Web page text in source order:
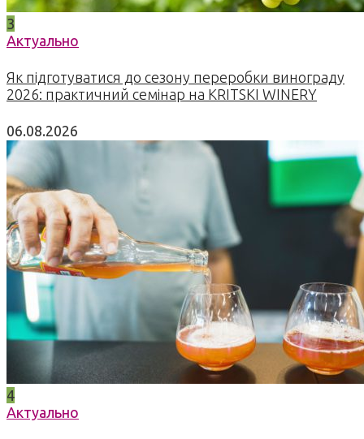
3
Актуально
Як підготуватися до сезону переробки винограду
2026: практичний семінар на KRITSKI WINERY
06.08.2026
4
Актуально